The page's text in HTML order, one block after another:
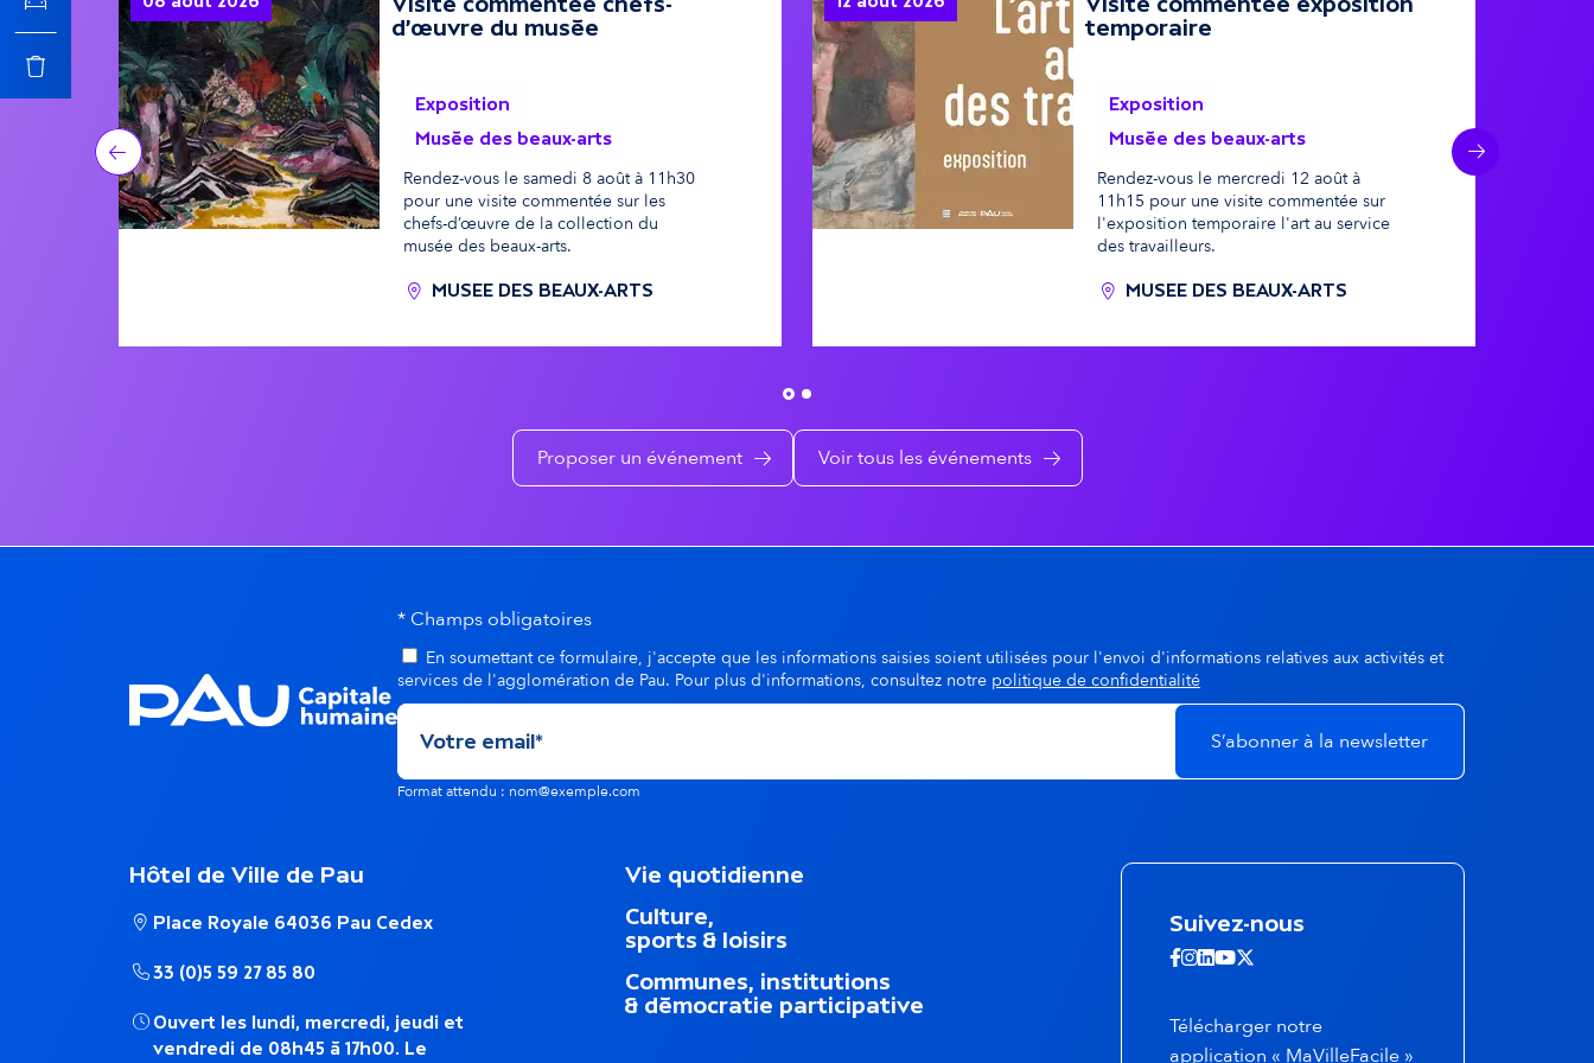
c
i
p
a
o
n
s
e
o
n
d
a
r
u
t
r
e
é
n
e
t
s
d
Précédent Suivant
d'œuvre du musée
Exposition
Musée des beaux-arts
Rendez-vous le samedi 8 août à 11h30
pour une visite commentée sur les
chefs-d’œuvre de la collection du
musée des beaux-arts.
MUSEE DES BEAUX-ARTS
temporaire
Exposition
Musée des beaux-arts
Rendez-vous le mercredi 12 août à
11h15 pour une visite commentée sur
l'exposition temporaire l'art au service
des travailleurs.
MUSEE DES BEAUX-ARTS
Proposer un événement Voir tous les événements
* Champs obligatoires
En soumettant ce formulaire, j'accepte que les informations saisies soient utilisées pour l'envoi d'informations relatives aux activités et
services de l'agglomération de Pau. Pour plus d'informations, consultez notre politique de confidentialité
Format attendu : nom@exemple.com
Hôtel de Ville de Pau
Place Royale 64036 Pau Cedex
33 (0)5 59 27 85 80
Ouvert les lundi, mercredi, jeudi et
vendredi de 08h45 à 17h00. Le
M
n
u
d
u
p
Vie quotidienne
Culture,
sports & loisirs
Communes, institutions
& démocratie participative
Suivez-nous
Suivez-nous sur Facebook -
Suivez-nous sur Instagram -
Suivez-nous sur Linkedin -
Suivez-nous sur Youtube -
Télécharger notre
application « MaVilleFacile »